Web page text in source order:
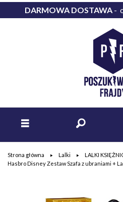
DARMOWA DOSTAWA -
Strona główna Lalki
LALKI
Hasbro Disney Zestaw Szafa z ubraniami +